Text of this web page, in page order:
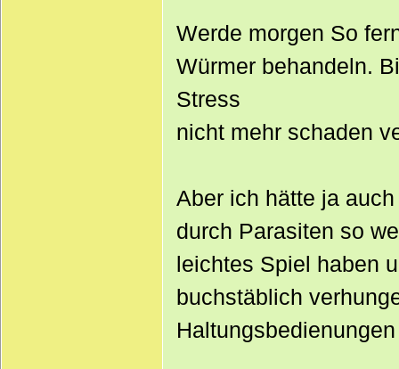
Werde morgen So
Würmer behandeln.
Stress
nicht mehr schaden
Aber ich hätte ja
durch Parasiten so
leichtes Spiel haben
buchstäblich